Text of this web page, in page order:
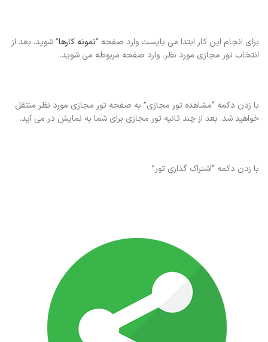
برای انجام این کار ابتدا می بایست وارد صفحه “نمونه کارها” شوید. بعد از
انتخاب تور مجازی مورد نظر، وارد صفحه مربوطه می شوید.
با زدن دکمه “مشاهده تور مجازی” به صفحه تور مجازی مورد نظر منتقل
خواهید شد. بعد از چند ثانیه تور مجازی برای شما به نمایش در می آید.
با زدن دکمه “اشتراک گذاری تور”